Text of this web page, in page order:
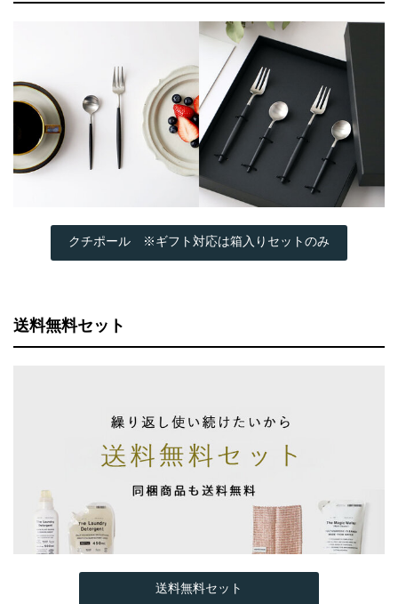
クチポール ※ギフト対応は箱入りセットのみ
送料無料セット
送料無料セット